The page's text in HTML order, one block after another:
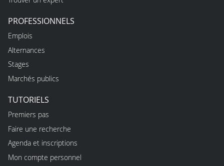
PROFESSIONNELS
Emplois
Alternances
Stages
Marchés publics
TUTORIELS
Premiers pas
Faire une recherche
Agenda et inscriptions
Mon compte personnel